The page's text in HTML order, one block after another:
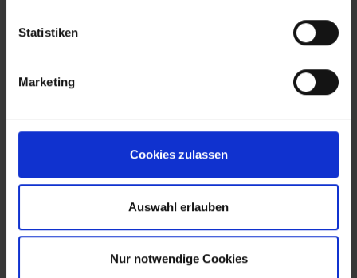
haben.
Statistiken
Marketing
Cookies zulassen
Auswahl erlauben
Nur notwendige Cookies
6.9.2008 bis 17.9.2008
den Paralympics in Peking: Gold für
Wolfgang Eibeck (Rad-
Zeitfahren/Straße)
Eröffnung des "ernst krenek forum" in
Minoritenkloster)